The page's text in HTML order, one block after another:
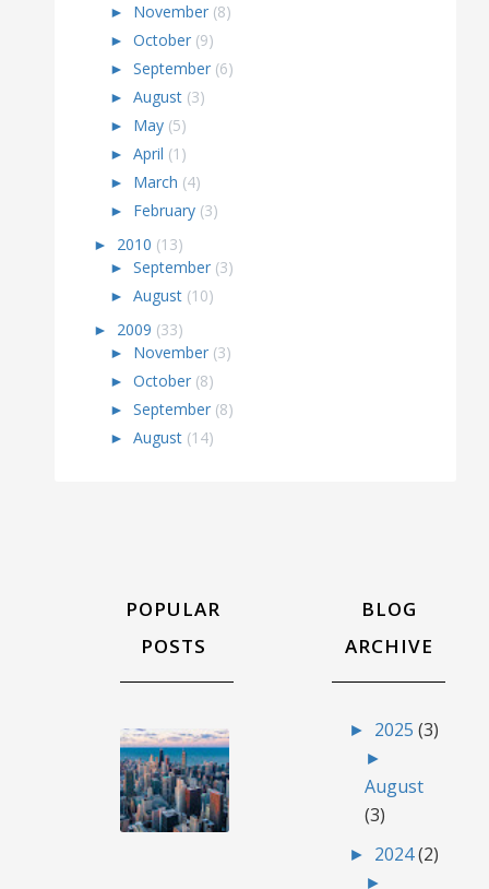
► November (8)
► October (9)
► September (6)
► August (3)
► May (5)
► April (1)
► March (4)
► February (3)
► 2010 (13)
► September (3)
► August (10)
► 2009 (33)
► November (3)
► October (8)
► September (8)
► August (14)
POPULAR
POSTS
BLOG
ARCHIVE
► 2025 (3)
►
August
(3)
► 2024(2)
►